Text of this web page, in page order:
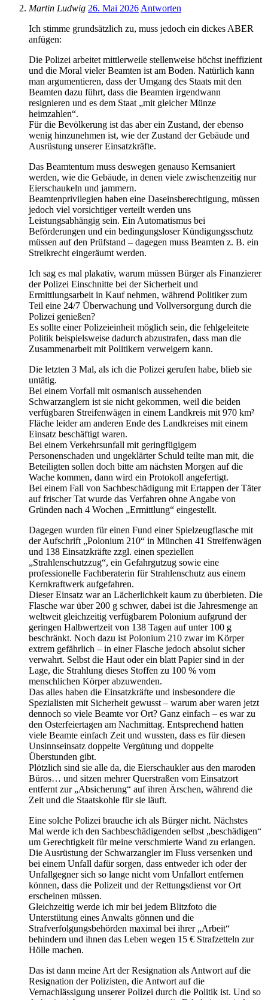
Martin Ludwig 26. Mai 2026 Antworten
Ich stimme grundsätzlich zu, muss jedoch ein dickes ABER
anfügen:
Die Polizei arbeitet mittlerweile stellenweise höchst ineffizient
und die Moral vieler Beamten ist am Boden. Natürlich kann
man argumentieren, dass der Umgang des Staats mit den
Beamten dazu führt, dass die Beamten irgendwann
resignieren und es dem Staat „mit gleicher Münze
heimzahlen“.
Für die Bevölkerung ist das aber ein Zustand, der ebenso
wenig hinzunehmen ist, wie der Zustand der Gebäude und
Ausrüstung unserer Einsatzkräfte.
Das Beamtentum muss deswegen genauso Kernsaniert
werden, wie die Gebäude, in denen viele zwischenzeitig nur
Eierschaukeln und jammern.
Beamtenprivilegien haben eine Daseinsberechtigung, müssen
jedoch viel vorsichtiger verteilt werden uns
Leistungsabhängig sein. Ein Automatismus bei
Beförderungen und ein bedingungsloser Kündigungsschutz
müssen auf den Prüfstand – dagegen muss Beamten z. B. ein
Streikrecht eingeräumt werden.
Ich sag es mal plakativ, warum müssen Bürger als Finanzierer
der Polizei Einschnitte bei der Sicherheit und
Ermittlungsarbeit in Kauf nehmen, während Politiker zum
Teil eine 24/7 Überwachung und Vollversorgung durch die
Polizei genießen?
Es sollte einer Polizeieinheit möglich sein, die fehlgeleitete
Politik beispielsweise dadurch abzustrafen, dass man die
Zusammenarbeit mit Politikern verweigern kann.
Die letzten 3 Mal, als ich die Polizei gerufen habe, blieb sie
untätig.
Bei einem Vorfall mit osmanisch aussehenden
Schwarzanglern ist sie nicht gekommen, weil die beiden
verfügbaren Streifenwägen in einem Landkreis mit 970 km²
Fläche leider am anderen Ende des Landkreises mit einem
Einsatz beschäftigt waren.
Bei einem Verkehrsunfall mit geringfügigem
Personenschaden und ungeklärter Schuld teilte man mit, die
Beteiligten sollen doch bitte am nächsten Morgen auf die
Wache kommen, dann wird ein Protokoll angefertigt.
Bei einem Fall von Sachbeschädigung mit Ertappen der Täter
auf frischer Tat wurde das Verfahren ohne Angabe von
Gründen nach 4 Wochen „Ermittlung“ eingestellt.
Dagegen wurden für einen Fund einer Spielzeugflasche mit
der Aufschrift „Polonium 210“ in München 41 Streifenwägen
und 138 Einsatzkräfte zzgl. einen speziellen
„Strahlenschutzzug“, ein Gefahrgutzug sowie eine
professionelle Fachberaterin für Strahlenschutz aus einem
Kernkraftwerk aufgefahren.
Dieser Einsatz war an Lächerlichkeit kaum zu überbieten. Die
Flasche war über 200 g schwer, dabei ist die Jahresmenge an
weltweit gleichzeitig verfügbarem Polonium aufgrund der
geringen Halbwertzeit von 138 Tagen auf unter 100 g
beschränkt. Noch dazu ist Polonium 210 zwar im Körper
extrem gefährlich – in einer Flasche jedoch absolut sicher
verwahrt. Selbst die Haut oder ein blatt Papier sind in der
Lage, die Strahlung dieses Stoffen zu 100 % vom
menschlichen Körper abzuwenden.
Das alles haben die Einsatzkräfte und insbesondere die
Spezialisten mit Sicherheit gewusst – warum aber waren jetzt
dennoch so viele Beamte vor Ort? Ganz einfach – es war zu
den Osterfeiertagen am Nachmittag. Entsprechend hatten
viele Beamte einfach Zeit und wussten, dass es für diesen
Unsinnseinsatz doppelte Vergütung und doppelte
Überstunden gibt.
Plötzlich sind sie alle da, die Eierschaukler aus den maroden
Büros… und sitzen mehrer Querstraßen vom Einsatzort
entfernt zur „Absicherung“ auf ihren Ärschen, während die
Zeit und die Staatskohle für sie läuft.
Eine solche Polizei brauche ich als Bürger nicht. Nächstes
Mal werde ich den Sachbeschädigenden selbst „beschädigen“
um Gerechtigkeit für meine verschmierte Wand zu erlangen.
Die Ausrüstung der Schwarzangler im Fluss versenken und
bei einem Unfall dafür sorgen, dass entweder ich oder der
Unfallgegner sich so lange nicht vom Unfallort entfernen
können, dass die Polizeit und der Rettungsdienst vor Ort
erscheinen müssen.
Gleichzeitig werde ich mir bei jedem Blitzfoto die
Unterstütung eines Anwalts gönnen und die
Strafverfolgungsbehörden maximal bei ihrer „Arbeit“
behindern und ihnen das Leben wegen 15 € Strafzetteln zur
Hölle machen.
Das ist dann meine Art der Resignation als Antwort auf die
Resignation der Polizisten, die Antwort auf die
Vernachlässigung unserer Polizei durch die Politik ist. Und so